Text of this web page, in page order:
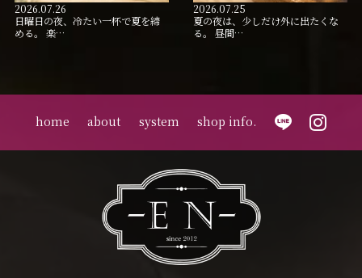
2026.07.26
日曜日の夜、冷たい一杯で夏を締
める。 楽…
2026.07.25
夏の夜は、少しだけ外に出たくな
る。 昼間…
home about system shop info.